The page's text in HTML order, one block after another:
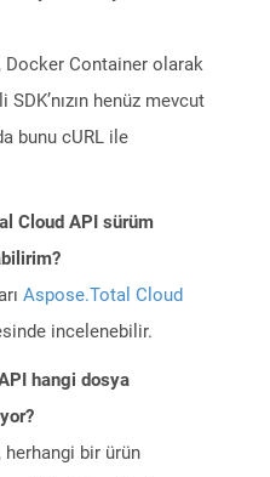
Container olarak
henüz mevcut
bunu cURL ile
Cloud API sürüm
Aspose.Total Cloud
incelenebilir.
hangi dosya
bir ürün